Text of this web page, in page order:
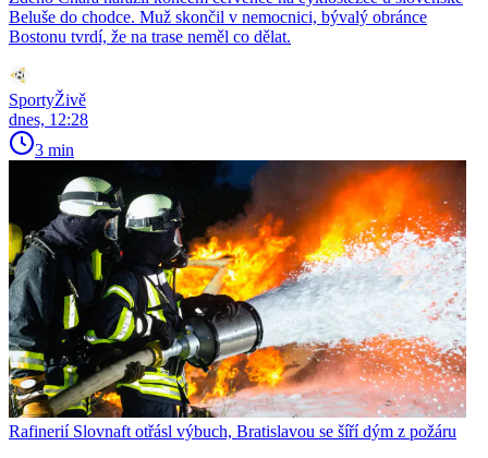
Beluše do chodce. Muž skončil v nemocnici, bývalý obránce
Bostonu tvrdí, že na trase neměl co dělat.
SportyŽivě
dnes, 12:28
3 min
Rafinerií Slovnaft otřásl výbuch, Bratislavou se šíří dým z požáru